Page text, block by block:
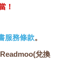
！
服務條款。
兌換